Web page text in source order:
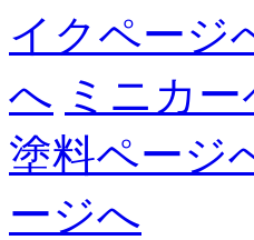
イクページ
へ ミニカ
塗料ページ
ージへ